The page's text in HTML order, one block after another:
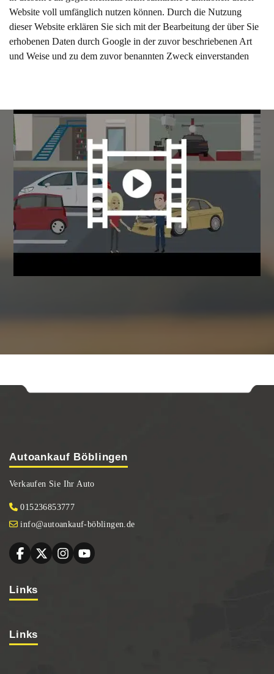
Website voll umfänglich nutzen können. Durch die Nutzung
dieser Website erklären Sie sich mit der Bearbeitung der über Sie
erhobenen Daten durch Google in der zuvor beschriebenen Art
und Weise und zu dem zuvor benannten Zweck einverstanden
Autoankauf Böblingen
Verkaufen Sie Ihr Auto
015236853777
info@autoankauf-böblingen.de
Links
Links